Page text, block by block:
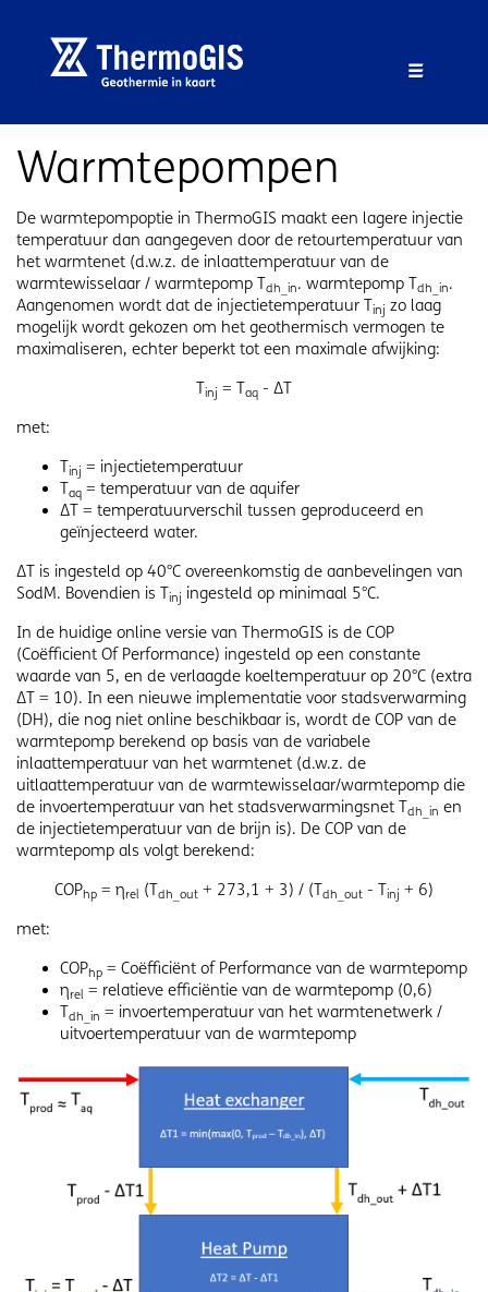
Warmtepompen
De warmtepompoptie in ThermoGIS maakt een lagere injectie
temperatuur dan aangegeven door de retourtemperatuur van
het warmtenet (d.w.z. de inlaattemperatuur van de
warmtewisselaar / warmtepomp Tdh_in. warmtepomp Tdh_in.
Aangenomen wordt dat de injectietemperatuur Tinj zo laag
mogelijk wordt gekozen om het geothermisch vermogen te
maximaliseren, echter beperkt tot een maximale afwijking:
Tinj = Taq - ΔT
met:
Tinj = injectietemperatuur
Taq = temperatuur van de aquifer
ΔT = temperatuurverschil tussen geproduceerd en
geïnjecteerd water.
ΔT is ingesteld op 40°C overeenkomstig de aanbevelingen van
SodM. Bovendien is Tinj ingesteld op minimaal 5°C.
In de huidige online versie van ThermoGIS is de COP
(Coëfficient Of Performance) ingesteld op een constante
waarde van 5, en de verlaagde koeltemperatuur op 20°C (extra
ΔT = 10). In een nieuwe implementatie voor stadsverwarming
(DH), die nog niet online beschikbaar is, wordt de COP van de
warmtepomp berekend op basis van de variabele
inlaattemperatuur van het warmtenet (d.w.z. de
uitlaattemperatuur van de warmtewisselaar/warmtepomp die
de invoertemperatuur van het stadsverwarmingsnet Tdh_in en
de injectietemperatuur van de brijn is). De COP van de
warmtepomp als volgt berekend:
COPhp = ηrel (Tdh_out + 273,1 + 3) / (Tdh_out - Tinj + 6)
met:
COPhp = Coëfficiënt of Performance van de warmtepomp
ηrel = relatieve efficiëntie van de warmtepomp (0,6)
Tdh_in = invoertemperatuur van het warmtenetwerk /
uitvoertemperatuur van de warmtepomp